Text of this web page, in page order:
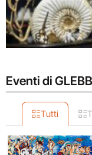
Eventi di
Tutti